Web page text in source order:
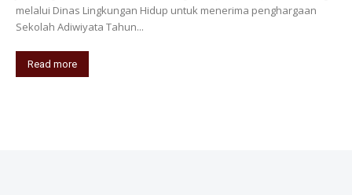
melalui Dinas Lingkungan Hidup untuk menerima penghargaan
Sekolah Adiwiyata Tahun...
Read more